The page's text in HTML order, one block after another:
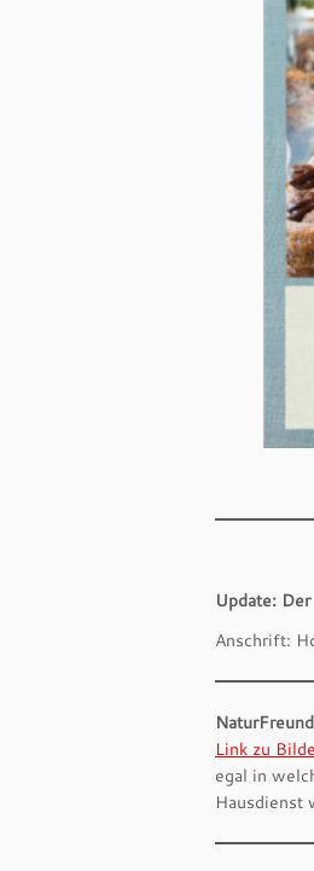
Update:
Anschrift:
Link zu
egal in
Hausdienst